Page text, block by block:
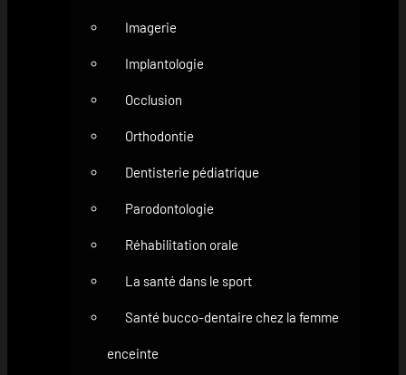
Imagerie
Implantologie
Occlusion
Orthodontie
Dentisterie pédiatrique
Parodontologie
Réhabilitation orale
La santé dans le sport
Santé bucco-dentaire chez la femme
enceinte